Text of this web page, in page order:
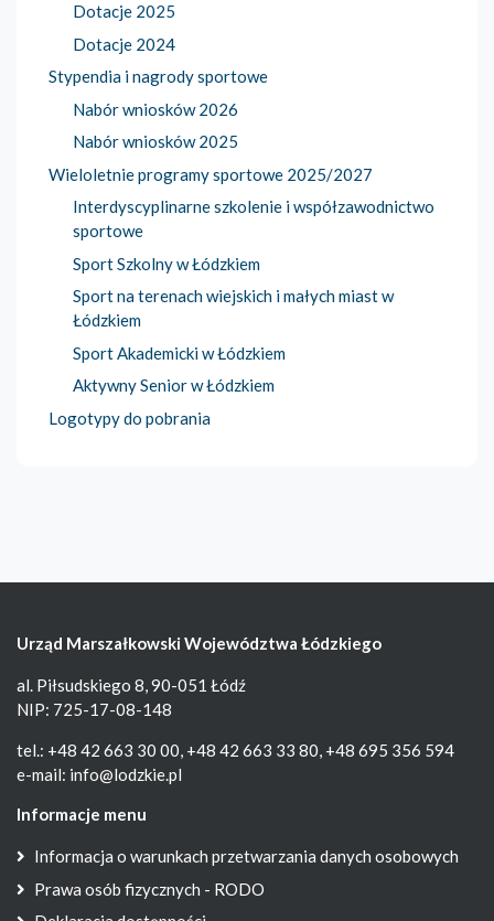
Dotacje 2025
Dotacje 2024
Stypendia i nagrody sportowe
Nabór wniosków 2026
Nabór wniosków 2025
Wieloletnie programy sportowe 2025/2027
Interdyscyplinarne szkolenie i współzawodnictwo
sportowe
Sport Szkolny w Łódzkiem
Sport na terenach wiejskich i małych miast w
Łódzkiem
Sport Akademicki w Łódzkiem
Aktywny Senior w Łódzkiem
Logotypy do pobrania
Urząd Marszałkowski Województwa Łódzkiego
al. Piłsudskiego 8, 90-051 Łódź
NIP: 725-17-08-148
tel.: +48 42 663 30 00, +48 42 663 33 80, +48 695 356 594
e-mail: info@lodzkie.pl
Informacje menu
Informacja o warunkach przetwarzania danych osobowych
Prawa osób fizycznych - RODO